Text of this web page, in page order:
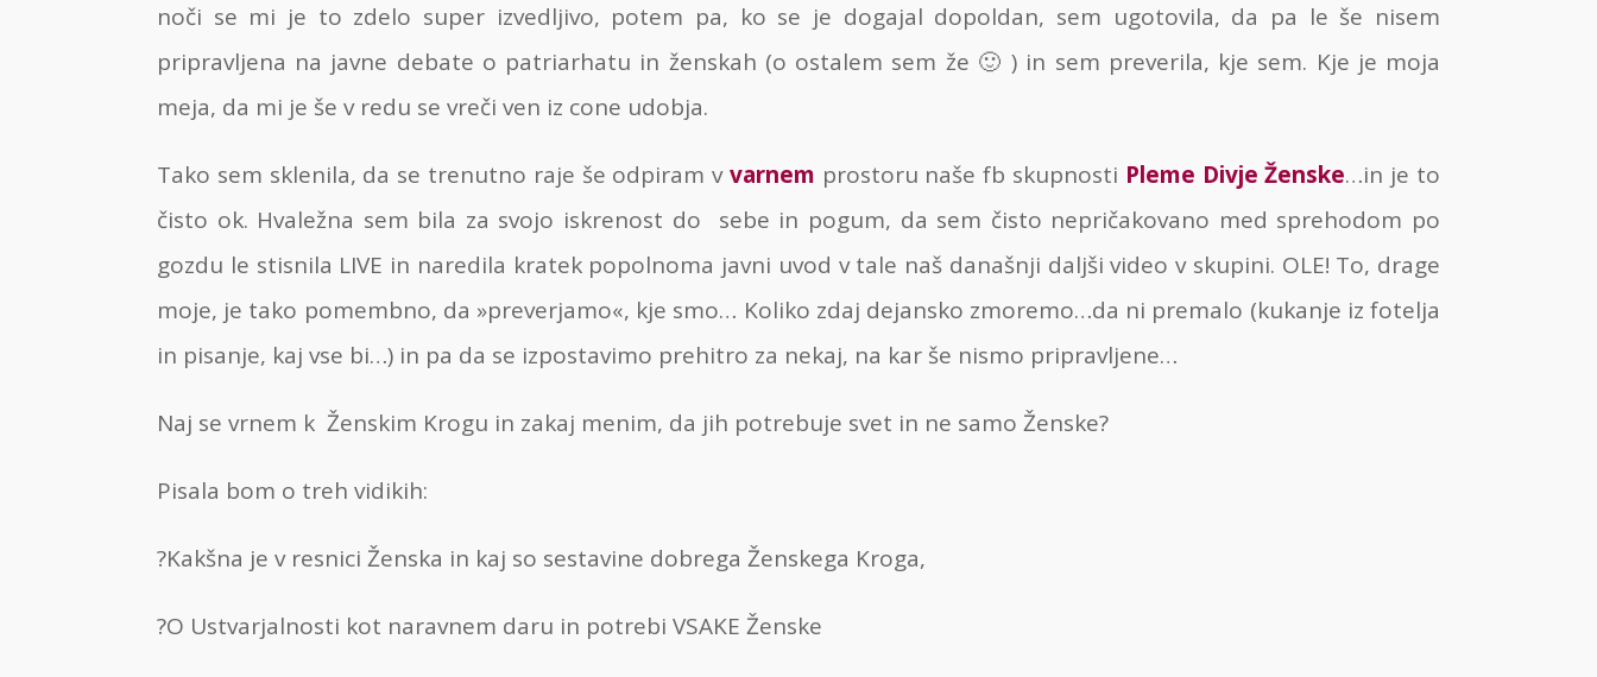
noči se mi je to zdelo super izvedljivo, potem pa, ko se je dogajal dopoldan, sem ugotovila, da pa le še nisem
pripravljena na javne debate o patriarhatu in ženskah (o ostalem sem že 🙂 ) in sem preverila, kje sem. Kje je moja
meja, da mi je še v redu se vreči ven iz cone udobja.
Tako sem sklenila, da se trenutno raje še odpiram vvarnem prostoru naše fb skupnosti Pleme Divje Ženske…in je to
čisto ok. Hvaležna sem bila za svojo iskrenost do sebe in pogum, da sem čisto nepričakovano med sprehodom po
gozdu le stisnila LIVE in naredila kratek popolnoma javni uvod v tale naš današnji daljši video v skupini. OLE! To, drage
moje, je tako pomembno, da »preverjamo«, kje smo… Koliko zdaj dejansko zmoremo…da ni premalo (kukanje iz fotelja
in pisanje, kaj vse bi…) in pa da se izpostavimo prehitro za nekaj, na kar še nismo pripravljene…
Naj se vrnem k Ženskim Krogu in zakaj menim, da jih potrebuje svet in ne samo Ženske?
Pisala bom o treh vidikih:
?Kakšna je v resnici Ženska in kaj so sestavine dobrega Ženskega Kroga,
?O Ustvarjalnosti kot naravnem daru in potrebi VSAKE Ženske